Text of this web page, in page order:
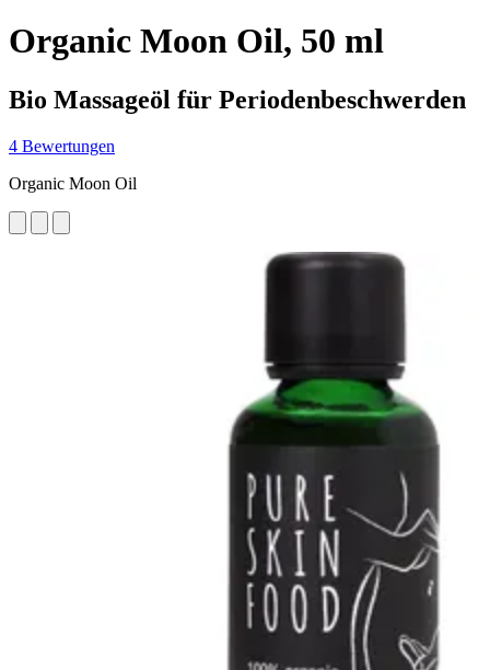
Organic Moon Oil, 50 ml
Bio Massageöl für Periodenbeschwerden
4 Bewertungen
Organic Moon Oil